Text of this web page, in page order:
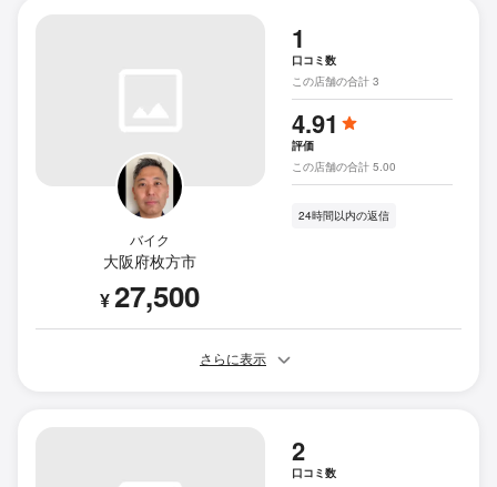
バイク
大阪府枚方市
¥27,500
1
口コミ数
この店舗の合計 3
4.91
評価
この店舗の合計 5.00
24時間以内の返信
さらに表示
2
口コミ数